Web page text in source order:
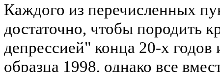
Каждого из перечисленных
достаточно, чтобы породить
депрессией" конца 20-х
образца 1998, однако все